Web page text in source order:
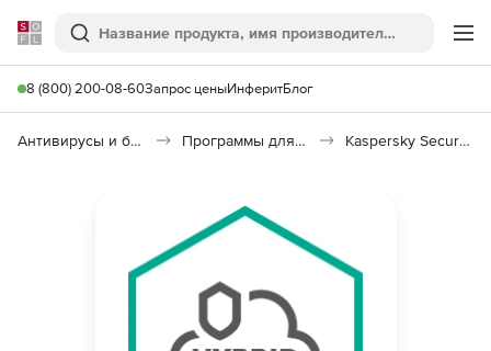
Softline
Поиск
8 (800) 200-08-60Запрос ценыИнферитБлог
Антивирусы и безопасность Программы для защиты информации Kaspersky Security для виртуальных и облачных сред